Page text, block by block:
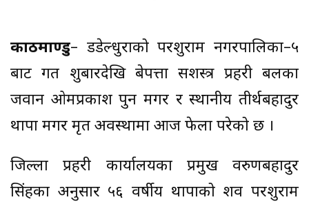
काठमाण्डु– डडेल्धुराको परशुराम नगरपालिका–५
बाट गत शुक्रबारदेखि बेपत्ता सशस्त्र प्रहरी बलका
जवान ओमप्रकाश पुन मगर र स्थानीय तीर्थबहादुर
थापा मगर मृत अवस्थामा आज फेला परेको छ ।
जिल्ला प्रहरी कार्यालयका प्रमुख वरुणबहादुर
सिंहका अनुसार ५६ वर्षीय थापाको शव परशुराम